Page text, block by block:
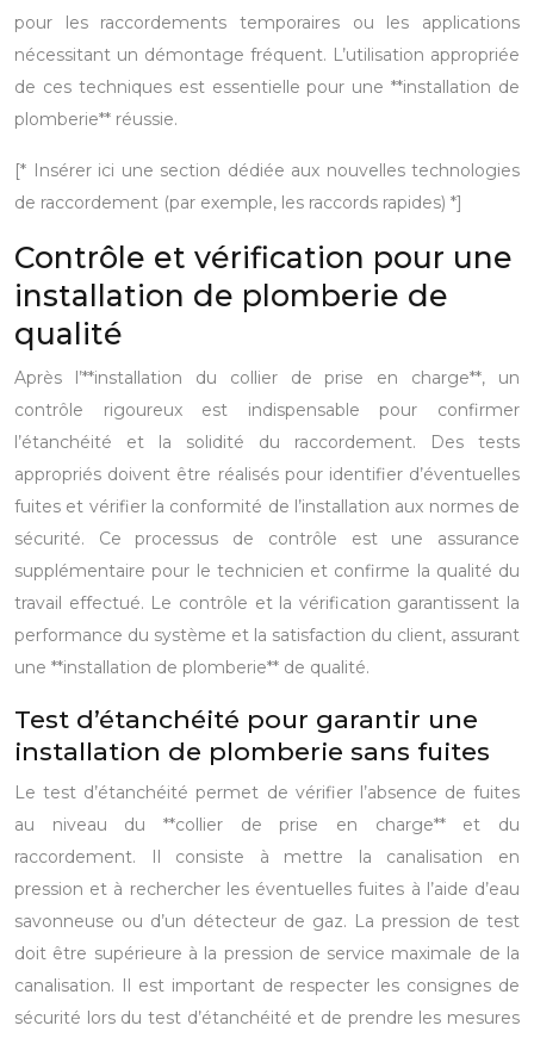
pour les raccordements temporaires ou les applications
nécessitant un démontage fréquent. L’utilisation appropriée
de ces techniques est essentielle pour une **installation de
plomberie** réussie.
[* Insérer ici une section dédiée aux nouvelles technologies
de raccordement (par exemple, les raccords rapides) *]
Contrôle et vérification pour une
installation de plomberie de
qualité
Après l’**installation du collier de prise en charge**, un
contrôle rigoureux est indispensable pour confirmer
l’étanchéité et la solidité du raccordement. Des tests
appropriés doivent être réalisés pour identifier d’éventuelles
fuites et vérifier la conformité de l’installation aux normes de
sécurité. Ce processus de contrôle est une assurance
supplémentaire pour le technicien et confirme la qualité du
travail effectué. Le contrôle et la vérification garantissent la
performance du système et la satisfaction du client, assurant
une **installation de plomberie** de qualité.
Test d’étanchéité pour garantir une
installation de plomberie sans fuites
Le test d’étanchéité permet de vérifier l’absence de fuites
au niveau du **collier de prise en charge** et du
raccordement. Il consiste à mettre la canalisation en
pression et à rechercher les éventuelles fuites à l’aide d’eau
savonneuse ou d’un détecteur de gaz. La pression de test
doit être supérieure à la pression de service maximale de la
canalisation. Il est important de respecter les consignes de
sécurité lors du test d’étanchéité et de prendre les mesures